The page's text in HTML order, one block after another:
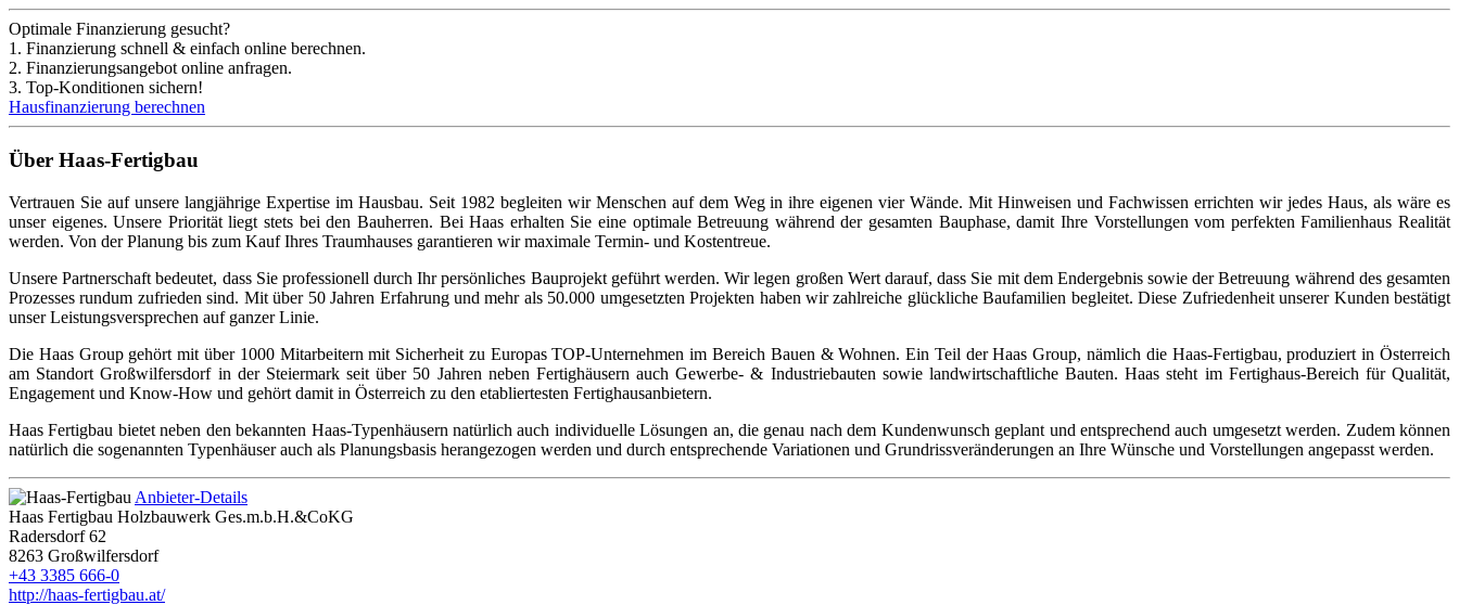
Optimale Finanzierung gesucht?
1. Finanzierung schnell & einfach online berechnen.
2. Finanzierungsangebot online anfragen.
3. Top-Konditionen sichern!
Hausfinanzierung berechnen
Über Haas-Fertigbau
Vertrauen Sie auf unsere langjährige Expertise im Hausbau. Seit 1982 begleiten wir Menschen auf dem Weg in ihre eigenen vier Wände. Mit Hinweisen und Fachwissen errichten wir jedes Haus, als wäre es
unser eigenes. Unsere Priorität liegt stets bei den Bauherren. Bei Haas erhalten Sie eine optimale Betreuung während der gesamten Bauphase, damit Ihre Vorstellungen vom perfekten Familienhaus Realität
werden. Von der Planung bis zum Kauf Ihres Traumhauses garantieren wir maximale Termin- und Kostentreue.
Unsere Partnerschaft bedeutet, dass Sie professionell durch Ihr persönliches Bauprojekt geführt werden. Wir legen großen Wert darauf, dass Sie mit dem Endergebnis sowie der Betreuung während des gesamten
Prozesses rundum zufrieden sind. Mit über 50 Jahren Erfahrung und mehr als 50.000 umgesetzten Projekten haben wir zahlreiche glückliche Baufamilien begleitet. Diese Zufriedenheit unserer Kunden bestätigt
unser Leistungsversprechen auf ganzer Linie.
Die Haas Group gehört mit über 1000 Mitarbeitern mit Sicherheit zu Europas TOP-Unternehmen im Bereich Bauen & Wohnen. Ein Teil der Haas Group, nämlich die Haas-Fertigbau, produziert in Österreich
am Standort Großwilfersdorf in der Steiermark seit über 50 Jahren neben Fertighäusern auch Gewerbe- & Industriebauten sowie landwirtschaftliche Bauten. Haas steht im Fertighaus-Bereich für Qualität,
Engagement und Know-How und gehört damit in Österreich zu den etabliertesten Fertighausanbietern.
Haas Fertigbau bietet neben den bekannten Haas-Typenhäusern natürlich auch individuelle Lösungen an, die genau nach dem Kundenwunsch geplant und entsprechend auch umgesetzt werden. Zudem können
natürlich die sogenannten Typenhäuser auch als Planungsbasis herangezogen werden und durch entsprechende Variationen und Grundrissveränderungen an Ihre Wünsche und Vorstellungen angepasst werden.
Anbieter-Details
Haas Fertigbau Holzbauwerk Ges.m.b.H.&CoKG
Radersdorf 62
8263 Großwilfersdorf
+43 3385 666-0
http://haas-fertigbau.at/